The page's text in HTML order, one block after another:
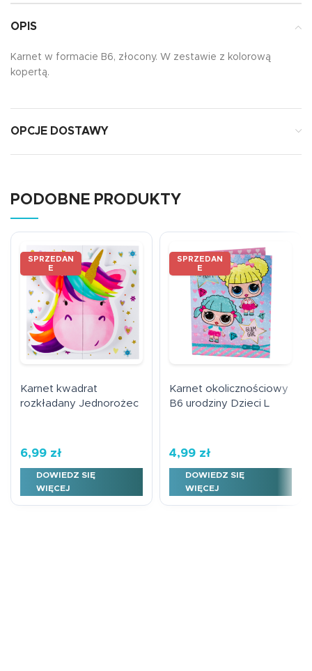
OPIS
Karnet w formacie B6, złocony. W zestawie z kolorową
kopertą.
OPCJE DOSTAWY
PODOBNE PRODUKTY
SPRZEDAN
E
Karnet kwadrat
rozkładany Jednorożec
6,99 zł
DOWIEDZ SIĘ
WIĘCEJ
SPRZEDAN
E
Karnet okolicznościowy
B6 urodziny Dzieci L
4,99 zł
DOWIEDZ SIĘ
WIĘCEJ